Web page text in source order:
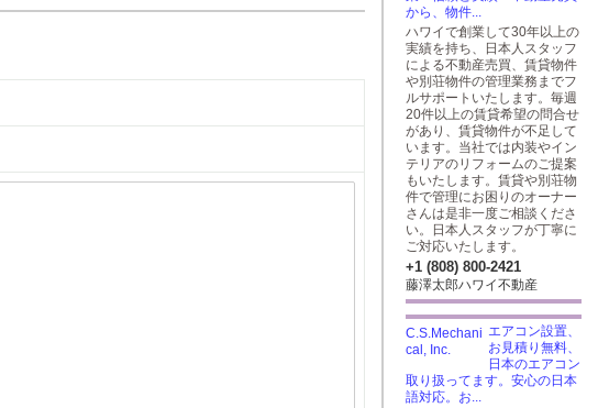
から、物件...
ハワイで創業して30年以上の
実績を持ち、日本人スタッフ
による不動産売買、賃貸物件
や別荘物件の管理業務までフ
ルサポートいたします。毎週
20件以上の賃貸希望の問合せ
があり、賃貸物件が不足して
います。当社では内装やイン
テリアのリフォームのご提案
もいたします。賃貸や別荘物
件で管理にお困りのオーナー
さんは是非一度ご相談くださ
い。日本人スタッフが丁寧に
ご対応いたします。
+1 (808) 800-2421
藤澤太郎ハワイ不動産
エアコン設置、
お見積り無料、
日本のエアコン
取り扱ってます。安心の日本
語対応。お...